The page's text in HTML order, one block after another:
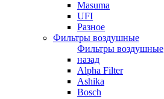
Masuma
UFI
Разное
Фильтры воздушные
Фильтры воздушные
назад
Alpha Filter
Ashika
Bosch